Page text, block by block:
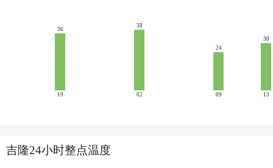
36
19
38
02
24
09
30
13
吉隆24小时整点温度